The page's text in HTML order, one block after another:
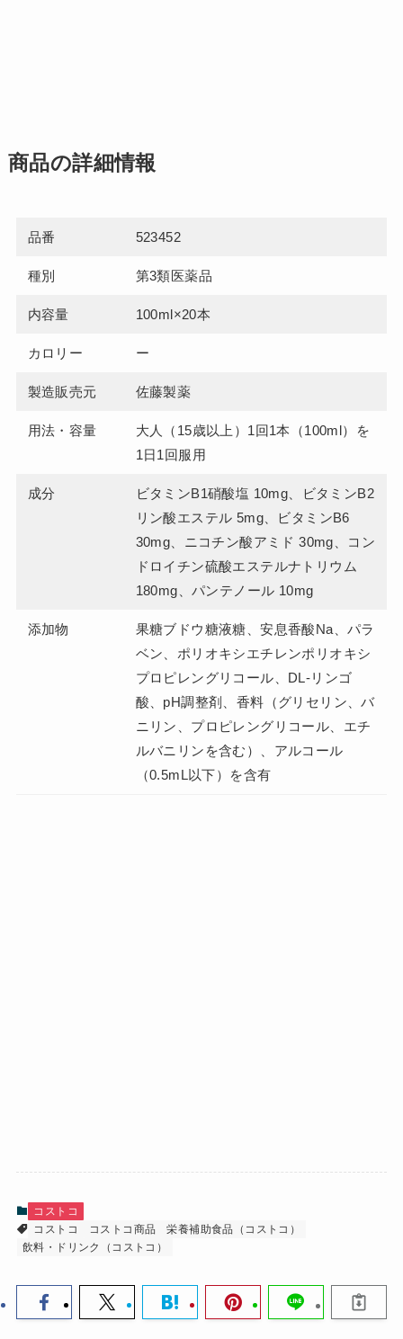
商品の詳細情報
品番 523452
種別 第3類医薬品
内容量 100ml×20本
カロリー ー
製造販売元 佐藤製薬
用法・容量
大人（15歳以上）1回1本（100ml）を
1日1回服用
成分
ビタミンB1硝酸塩 10mg、ビタミンB2
リン酸エステル 5mg、ビタミンB6
30mg、ニコチン酸アミド 30mg、コン
ドロイチン硫酸エステルナトリウム
180mg、パンテノール 10mg
添加物
果糖ブドウ糖液糖、安息香酸Na、パラ
ベン、ポリオキシエチレンポリオキシ
プロピレングリコール、DL-リンゴ
酸、pH調整剤、香料（グリセリン、バ
ニリン、プロピレングリコール、エチ
ルバニリンを含む）、アルコール
（0.5mL以下）を含有
コストコ
コストコ
コストコ商品
栄養補助食品（コストコ）
飲料・ドリンク（コストコ）